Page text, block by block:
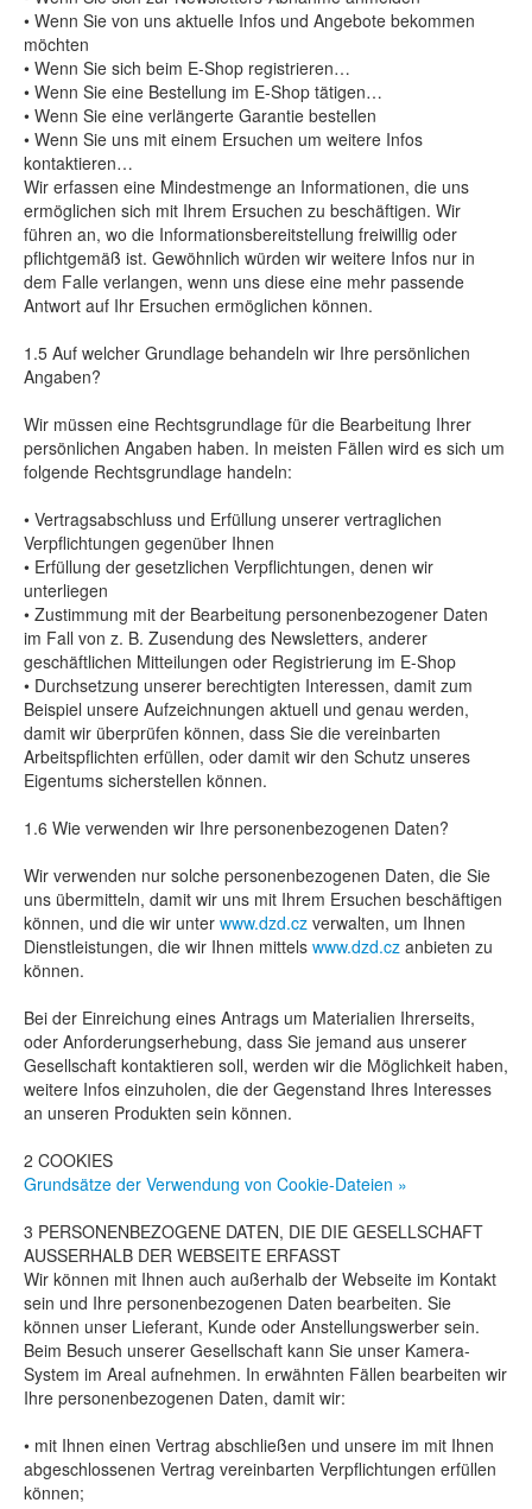
• Wenn Sie von uns aktuelle Infos und Angebote bekommen
möchten
• Wenn Sie sich beim E-Shop registrieren…
• Wenn Sie eine Bestellung im E-Shop tätigen…
• Wenn Sie eine verlängerte Garantie bestellen
• Wenn Sie uns mit einem Ersuchen um weitere Infos
kontaktieren…
Wir erfassen eine Mindestmenge an Informationen, die uns
ermöglichen sich mit Ihrem Ersuchen zu beschäftigen. Wir
führen an, wo die Informationsbereitstellung freiwillig oder
pflichtgemäß ist. Gewöhnlich würden wir weitere Infos nur in
dem Falle verlangen, wenn uns diese eine mehr passende
Antwort auf Ihr Ersuchen ermöglichen können.
1.5 Auf welcher Grundlage behandeln wir Ihre persönlichen
Angaben?
Wir müssen eine Rechtsgrundlage für die Bearbeitung Ihrer
persönlichen Angaben haben. In meisten Fällen wird es sich um
folgende Rechtsgrundlage handeln:
• Vertragsabschluss und Erfüllung unserer vertraglichen
Verpflichtungen gegenüber Ihnen
• Erfüllung der gesetzlichen Verpflichtungen, denen wir
unterliegen
• Zustimmung mit der Bearbeitung personenbezogener Daten
im Fall von z. B. Zusendung des Newsletters, anderer
geschäftlichen Mitteilungen oder Registrierung im E-Shop
• Durchsetzung unserer berechtigten Interessen, damit zum
Beispiel unsere Aufzeichnungen aktuell und genau werden,
damit wir überprüfen können, dass Sie die vereinbarten
Arbeitspflichten erfüllen, oder damit wir den Schutz unseres
Eigentums sicherstellen können.
1.6 Wie verwenden wir Ihre personenbezogenen Daten?
Wir verwenden nur solche personenbezogenen Daten, die Sie
uns übermitteln, damit wir uns mit Ihrem Ersuchen beschäftigen
können, und die wir unter www.dzd.cz verwalten, um Ihnen
Dienstleistungen, die wir Ihnen mittels www.dzd.cz anbieten zu
können.
Bei der Einreichung eines Antrags um Materialien Ihrerseits,
oder Anforderungserhebung, dass Sie jemand aus unserer
Gesellschaft kontaktieren soll, werden wir die Möglichkeit haben,
weitere Infos einzuholen, die der Gegenstand Ihres Interesses
an unseren Produkten sein können.
2 COOKIES
Grundsätze der Verwendung von Cookie-Dateien »
3 PERSONENBEZOGENE DATEN, DIE DIE GESELLSCHAFT
AUSSERHALB DER WEBSEITE ERFASST
Wir können mit Ihnen auch außerhalb der Webseite im Kontakt
sein und Ihre personenbezogenen Daten bearbeiten. Sie
können unser Lieferant, Kunde oder Anstellungswerber sein.
Beim Besuch unserer Gesellschaft kann Sie unser Kamera-
System im Areal aufnehmen. In erwähnten Fällen bearbeiten wir
Ihre personenbezogenen Daten, damit wir:
• mit Ihnen einen Vertrag abschließen und unsere im mit Ihnen
abgeschlossenen Vertrag vereinbarten Verpflichtungen erfüllen
können;